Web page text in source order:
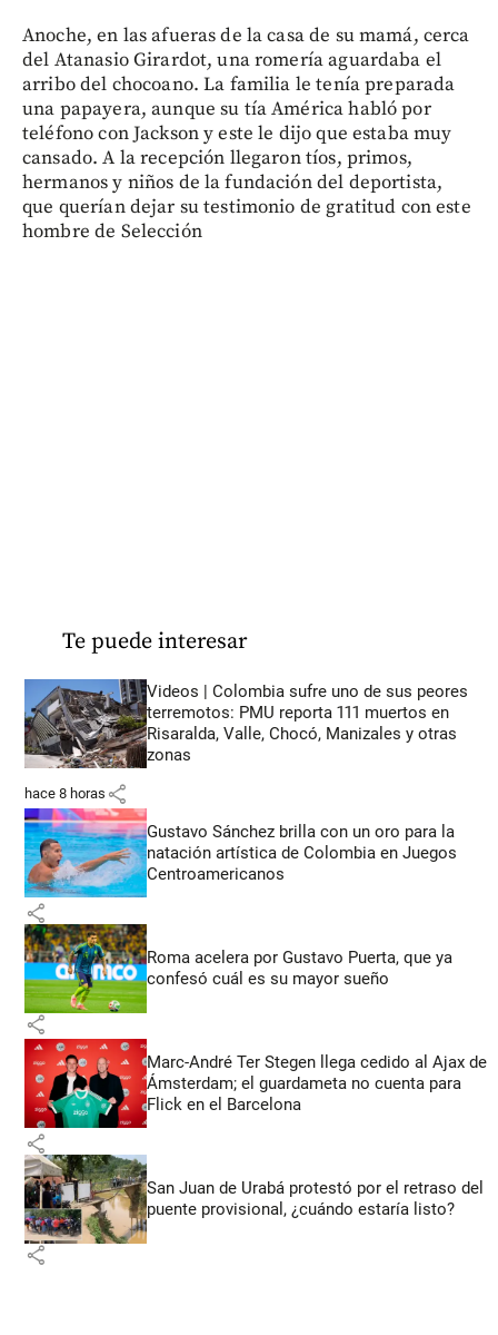
Anoche, en las afueras de la casa de su mamá, cerca
del Atanasio Girardot, una romería aguardaba el
arribo del chocoano. La familia le tenía preparada
una papayera, aunque su tía América habló por
teléfono con Jackson y este le dijo que estaba muy
cansado. A la recepción llegaron tíos, primos,
hermanos y niños de la fundación del deportista,
que querían dejar su testimonio de gratitud con este
hombre de Selección
Te puede interesar
Videos | Colombia sufre uno de sus peores
terremotos: PMU reporta 111 muertos en
Risaralda, Valle, Chocó, Manizales y otras
zonas
hace 8 horas share
Gustavo Sánchez brilla con un oro para la
natación artística de Colombia en Juegos
Centroamericanos
share
Roma acelera por Gustavo Puerta, que ya
confesó cuál es su mayor sueño
share
Marc-André Ter Stegen llega cedido al Ajax de
Ámsterdam; el guardameta no cuenta para
Flick en el Barcelona
share
San Juan de Urabá protestó por el retraso del
puente provisional, ¿cuándo estaría listo?
share